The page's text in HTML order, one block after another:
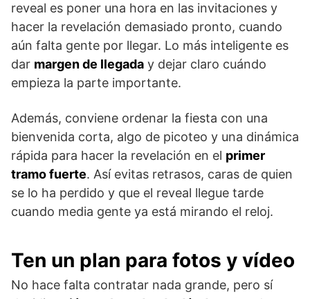
reveal es poner una hora en las invitaciones y
hacer la revelación demasiado pronto, cuando
aún falta gente por llegar. Lo más inteligente es
dar margen de llegada y dejar claro cuándo
empieza la parte importante.
Además, conviene ordenar la fiesta con una
bienvenida corta, algo de picoteo y una dinámica
rápida para hacer la revelación en el primer
tramo fuerte. Así evitas retrasos, caras de quien
se lo ha perdido y que el reveal llegue tarde
cuando media gente ya está mirando el reloj.
Ten un plan para fotos y vídeo
No hace falta contratar nada grande, pero sí